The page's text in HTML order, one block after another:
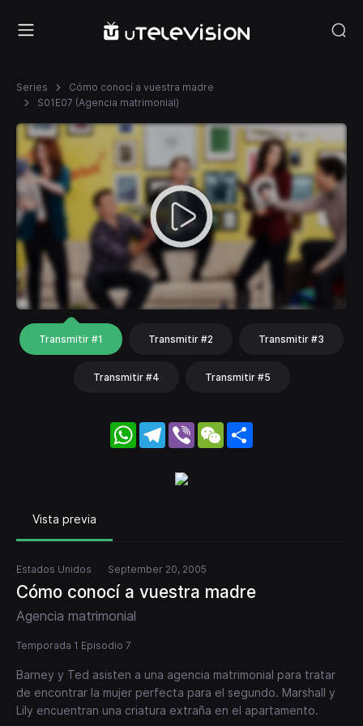
Series
Cómo conocí a vuestra madre
S01E07 (Agencia matrimonial)
Transmitir #1 Transmitir #2 Transmitir #3
Transmitir #4 Transmitir #5
WhatsApp
Telegram
Viber WeChat
Vista previa
Estados Unidos September 20, 2005
Cómo conocí a vuestra madre
Agencia matrimonial
Temporada 1 Episodio 7
Barney y Ted asisten a una agencia matrimonial para tratar
de encontrar la mujer perfecta para el segundo. Marshall y
Lily encuentran una criatura extraña en el apartamento.